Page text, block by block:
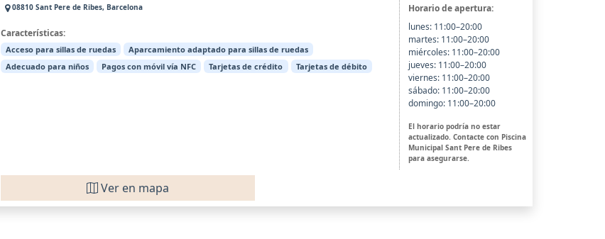
08810 Sant Pere de Ribes, Barcelona
Características:
Acceso para sillas de ruedas
Aparcamiento adaptado para sillas de ruedas
Adecuado para niños
Pagos con móvil vía NFC Tarjetas de crédito Tarjetas de débito
Horario de apertura:
lunes: 11:00–20:00
martes: 11:00–20:00
miércoles: 11:00–20:00
jueves: 11:00–20:00
viernes: 11:00–20:00
sábado: 11:00–20:00
domingo: 11:00–20:00
El horario podría no estar
actualizado. Contacte con Piscina
Municipal Sant Pere de Ribes
para asegurarse.
Ver en mapa